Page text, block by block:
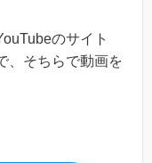
のサイト
、そちらで動画を